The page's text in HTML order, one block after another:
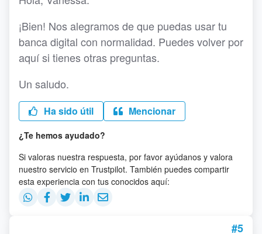
¡Bien! Nos alegramos de que puedas usar tu
banca digital con normalidad. Puedes volver por
aquí si tienes otras preguntas.
Un saludo.
Ha sido útil Mencionar
¿Te hemos ayudado?
Si valoras nuestra respuesta, por favor ayúdanos y valora
nuestro servicio en Trustpilot. También puedes compartir
esta experiencia con tus conocidos aquí:
#5